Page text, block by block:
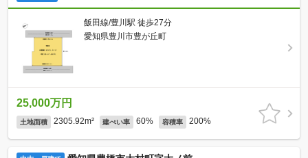
飯田線/豊川駅 徒歩27分
愛知県豊川市豊が丘町
25,000万円
土地面積 2305.92m² 建ぺい率 60% 容積率 200%